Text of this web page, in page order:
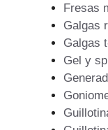
Fresas
Galgas
Galgas
Gel y